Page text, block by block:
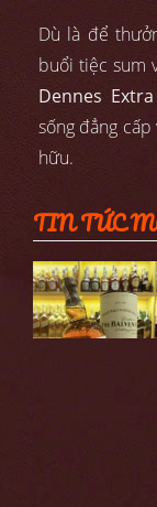
Dù là để
buổi tiệc sum
Dennes Extra
sống đẳng
hữu.
TIN TỨC